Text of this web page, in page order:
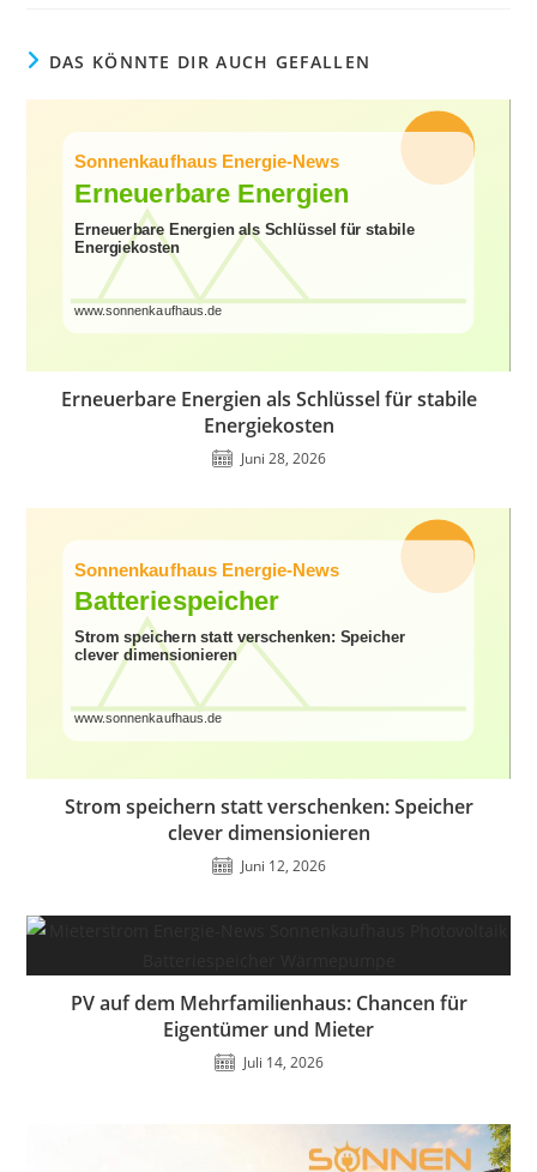
DAS KÖNNTE DIR AUCH GEFALLEN
Erneuerbare Energien als Schlüssel für stabile
Energiekosten
Juni 28, 2026
Strom speichern statt verschenken: Speicher
clever dimensionieren
Juni 12, 2026
PV auf dem Mehrfamilienhaus: Chancen für
Eigentümer und Mieter
Juli 14, 2026